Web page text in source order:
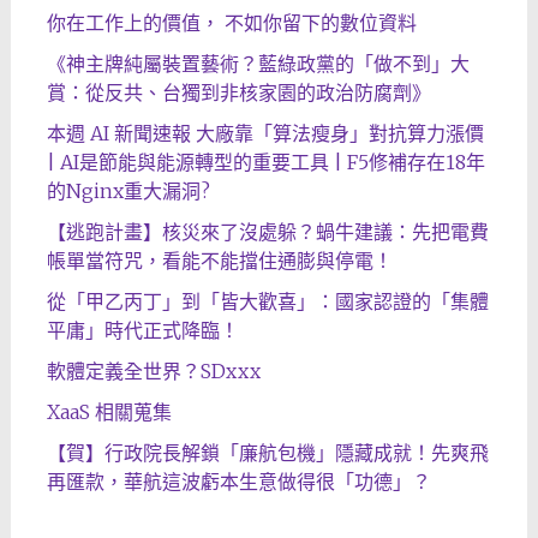
你在工作上的價值， 不如你留下的數位資料
《神主牌純屬裝置藝術？藍綠政黨的「做不到」大
賞：從反共、台獨到非核家園的政治防腐劑》
本週 AI 新聞速報 大廠靠「算法瘦身」對抗算力漲價
| AI是節能與能源轉型的重要工具 | F5修補存在18年
的Nginx重大漏洞?
【逃跑計畫】核災來了沒處躲？蝸牛建議：先把電費
帳單當符咒，看能不能擋住通膨與停電！
從「甲乙丙丁」到「皆大歡喜」：國家認證的「集體
平庸」時代正式降臨！
軟體定義全世界？SDxxx
XaaS 相關蒐集
【賀】行政院長解鎖「廉航包機」隱藏成就！先爽飛
再匯款，華航這波虧本生意做得很「功德」？